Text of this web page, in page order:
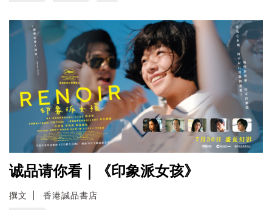
诚品请你看｜《印象派女孩》
撰文 香港誠品書店